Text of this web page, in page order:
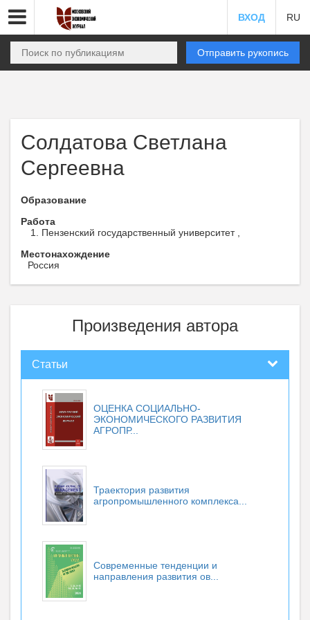
ВХОД RU
Отправить рукопись
Солдатова Светлана
Сергеевна
Образование
Работа
Пензенский государственный университет ,
Местонахождение
Россия
Произведения автора
Статьи
ОЦЕНКА СОЦИАЛЬНО-
ЭКОНОМИЧЕСКОГО РАЗВИТИЯ
АГРОПР...
Траектория развития
агропромышленного комплекса...
Современные тенденции и
направления развития ов...